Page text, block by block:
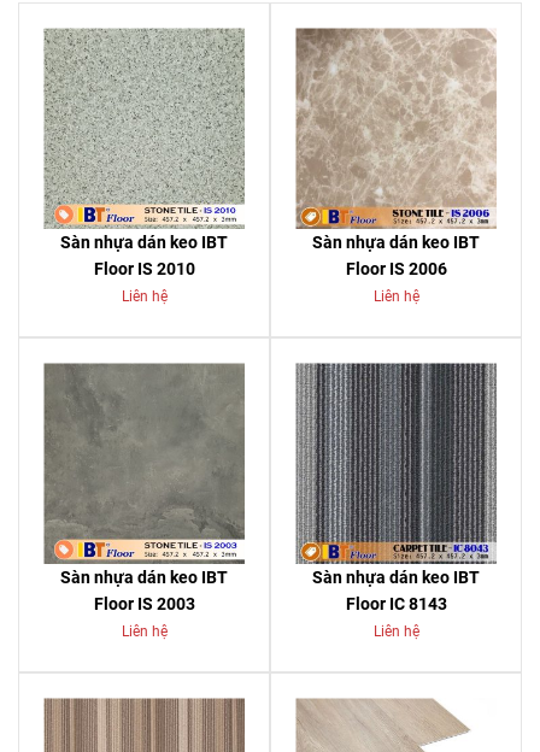
Sàn nhựa dán keo IBT
Floor IS 2010
Liên hệ
Sàn nhựa dán keo IBT
Floor IS 2006
Liên hệ
Sàn nhựa dán keo IBT
Floor IS 2003
Liên hệ
Sàn nhựa dán keo IBT
Floor IC 8143
Liên hệ